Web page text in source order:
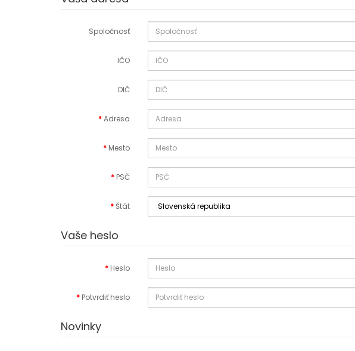
Spoločnosť
IČO
DIČ
Adresa
Mesto
PSČ
Štát
Vaše heslo
Heslo
Potvrdiť heslo
Novinky